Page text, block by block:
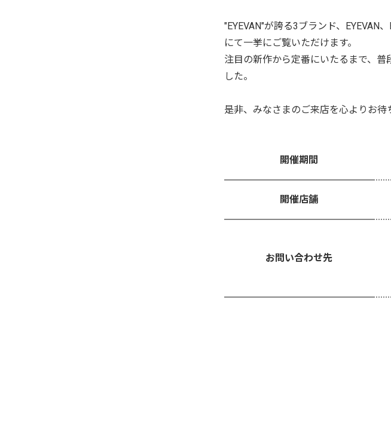
"EYEVAN"が誇る3ブランド、EYEVAN
にて一挙にご覧いただけます。
注目の新作から定番にいたるまで、
した。
是非、みなさまのご来店を心よりお待
開催期間
開催店舗
お問い合わせ先